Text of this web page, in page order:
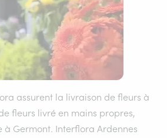
assurent la livraison de fleurs à
fleurs livré en mains propres,
à Germont. Interflora Ardennes